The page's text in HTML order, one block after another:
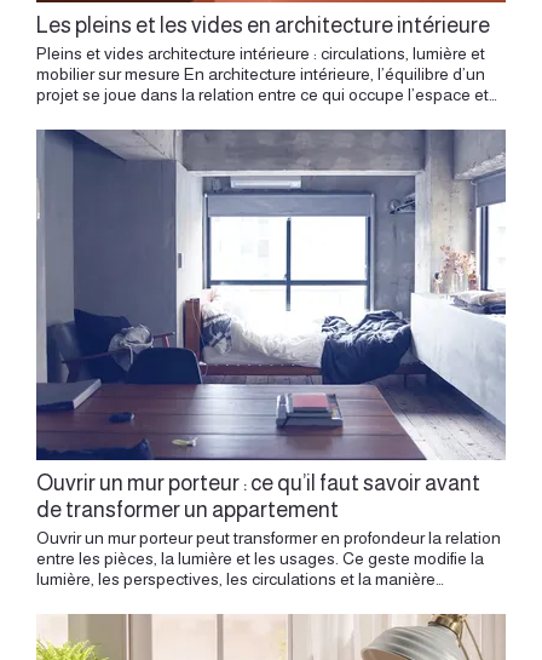
Les pleins et les vides en architecture intérieure
Pleins et vides architecture intérieure : circulations, lumière et mobilier sur mesure En architecture intérieure, l’équilibre d’un projet se joue dans la relation entre ce qui occupe l’espace et ce qui reste libre. Un mur, une cloison, un meuble sur mesure, une cuisine ou une bibliothèque structurent un lieu. Autour d’eux, les circulations, les perspectives, la lumière et les zones libres donnent de l’aisance au quotidien. Penser les pleins et les vides permet de concevoir un intérieur plus clair, plus fluide et plus agréable à vivre. Avant les matériaux, les couleurs ou le mobilier, cette réflexion donne une base solide au projet. Comprendre les pleins Les pleins correspondent aux éléments qui construisent l’espace. Il peut s’agir d’un mur, d’un volume de rangement, d’un îlot de cuisine, d’une tête de lit, d’une bibliothèque, d’un escalier, d’une banquette ou d’un meuble toute hauteur. Ces éléments ont un rôle pratique, mais aussi architectural. Ils organisent les usages, cadrent les vues, créent des limites et donnent une structure au lieu. Un rangement bien dessiné peut prolonger un mur. Une bibliothèque peut séparer deux espaces. Un meuble bas peut guider une circulation. Une cuisine peut devenir un point d’ancrage dans une pièce de vie. Le plein donne de la tenue à l’intérieur. Il aide à organiser les fonctions et à rendre le lieu plus lisible. Comprendre les vides Les vides correspondent aux espaces libres. Ils se trouvent dans les circulations, devant une fenêtre, autour d’une table, entre deux meubles, au centre d’une pièce ou dans une perspective dégagée. Le vide apporte de la respiration. Il permet de circuler avec aisance, de laisser entrer la lumière et de donner de la profondeur à une pièce. Dans un appartement, chaque vide compte. Un passage bien dimensionné, un recul devant une baie vitrée, une entrée dégagée ou un axe visuel préservé peuvent transformer la perception du volume. Dans un duplex, les circulations créent des vides utiles qui organisent la lecture du logement. Le vide donne aussi de la valeur aux éléments construits. Un meuble sur mesure se lit mieux lorsqu’il dispose d’un espace autour de lui. Une matière prend plus de présence lorsqu’elle respire dans la pièce. Trouver le bon équilibre Un intérieur réussi repose sur une juste proportion entre pleins et vides. Avec beaucoup de volumes construits, l’espace peut devenir chargé. Avec trop peu de structure, il peut perdre en clarté. Le travail consiste à placer les bons éléments, aux bons endroits, avec les bonnes dimensions. Chaque projet demande un réglage précis. Dans un petit appartement, les pleins doivent souvent regrouper plusieurs fonctions : rangement, assise, séparation, intégration technique. Le vide doit rester suffisamment présent pour préserver la fluidité. Dans un grand volume, les pleins permettent de donner une échelle, de créer des zones et d’éviter une impression de pièce trop ouverte. Ils apportent des repères et structurent les usages. Travailler les pleins et les vides permet de structurer une rénovation partielle sans saturer l’espace. L’équilibre dépend toujours du lieu, de sa surface, de sa lumière, de ses contraintes et de la manière de l’habiter. Dessiner les circulations avant les meubles Avant de dessiner un meuble ou de déplacer une cloison, il faut comprendre les déplacements. Comment entre-t-on dans le logement ? Où se dirige naturellement le regard ? Quel trajet relie la cuisine au séjour ? Comment circule-t-on autour d’une table, d’un canapé ou d’un lit ? Ces questions guident les premières décisions du projet. Une circulation bien pensée rend l’espace plus simple à vivre. Les gestes du quotidien deviennent plus fluides. Les meubles trouvent leur place avec plus d’évidence. Les zones de passage restent lisibles. Dans un appartement ancien, cette réflexion prend une importance particulière. Les pièces en enfilade, les couloirs étroits, les murs porteurs, les cheminées ou les différences de niveau demandent une lecture attentive. L’objectif consiste à créer une organisation claire tout en respectant le caractère du lieu. Utiliser le mobilier sur mesure comme outil architectural Le mobilier sur mesure permet de travailler les pleins avec précision. Il s’adapte aux dimensions du lieu, aux usages et aux contraintes existantes. Il peut intégrer des rangements, cacher des éléments techniques, créer une transition ou structurer une pièce. Un meuble sur mesure peut aussi libérer de l’espace. En regroupant plusieurs fonctions dans un volume cohérent, il limite l’accumulation de meubles dispersés. Dans une entrée, un ensemble toute hauteur peut accueillir manteaux, chaussures, assise et miroir. Dans un séjour, une bibliothèque peut intégrer rangements fermés, niches ouvertes et éclairage. Dans une chambre, une tête de lit peut combiner chevets, prises, éclairage et placards. Le sur mesure permet de donner une place précise à chaque usage. Il clarifie l’espace et renforce le confort quotidien. Travailler les hauteurs Les pleins et les vides se travaillent aussi en hauteur. Une grande hauteur sous plafond offre des possibilités particulières. Elle peut accueillir une mezzanine, une bibliothèque toute hauteur, des rangements hauts ou un volume suspendu. Dans un appartement canut, la hauteur fait partie de l’identité du lieu. Elle demande un dessin précis pour préserver la sensation de volume tout en intégrant les usages nécessaires. Dans un appartement haussmannien, les moulures, les corniches, les cheminées et les portes anciennes imposent un rapport plus fin aux proportions. Un meuble toute hauteur, une cloison ou une bibliothèque doivent dialoguer avec ces éléments. La mezzanine d’un canut montre comment le vide peut devenir une qualité d’usage et de lumière. La hauteur influence directement la perception de l’espace. Un volume bas peut préserver la lumière. Un volume haut peut structurer fortement une pièce. Un vide vertical peut donner de l’ampleur à un logement. Cadrer les vues Un projet d’architecture intérieure organise aussi le regard. Depuis l’entrée, depuis le séjour, depuis une cuisine ou depuis une chambre, certaines vues méritent d’être mises en valeur. Une perspective vers une fenêtre, une ouverture entre deux pièces, une matière en fond de pièce ou un meuble bien placé peuvent donner une direction claire à l’espace. Les pleins servent à cadrer, à guider ou à protéger. Les vides servent à ouvrir, à prolonger et à donner de la profondeur. Dans un appartement, un simple alignement peut modifier la sensation générale. Une porte déplacée, une cloison ajourée, un meuble bas ou une ouverture bien placée peuvent créer une lecture plus fluide du lieu. Les pleins, les vides, les seuils et les respirations se dessinent dès les premières phases de conception. Cette composition se décide dès les premières phases de conception. Elle influence ensuite le choix des matériaux, des couleurs et de la lumière. Faire circuler la lumière La lumière révèle les pleins et les vides. Un volume construit crée des ombres, des reliefs et des contrastes. Un espace libre permet à la lumière naturelle d’avancer plus loin dans le logement. L’implantation des cloisons, des meubles et des rangements doit donc tenir compte des fenêtres, des orientations et des vues. Dans une pièce sombre, il peut être utile de privilégier des volumes bas, des séparations légères ou des matières claires. Dans une pièce très lumineuse, un meuble plus présent peut apporter de la profondeur et structurer l’ambiance. L’éclairage artificiel complète ce travail. Un éclairage intégré dans une niche, sous une étagère ou le long d’un meuble peut souligner un volume. Une lumière indirecte peut rendre une circulation plus douce. Une applique peut donner du relief à un mur. La lumière aide à lire l’espace. Elle accompagne les usages et renforce l’équilibre du projet. Adapter la densité aux usages Chaque intérieur possède sa propre densité. Un appartement familial demande souvent de nombreux rangements, des zones distinctes et une organisation précise. Un pied-à-terre peut rechercher une plus grande simplicité. Un logement destiné à la location demande des solutions solides, lisibles et faciles à utiliser. Un bureau, une boutique ou un restaurant demande une autre relation entre circulation, accueil, stockage et expérience. Le rôle de l’architecte d’intérieur consiste à comprendre ces usages avant de dessiner. Combien de rangements sont nécessaires ? Quels objets doivent rester accessibles ? Où créer une zone calme ? Où ouvrir davantage l’espace ? Où placer les fonctions techniques ? Ces réponses construisent la densité du projet. Elles permettent de créer un intérieur adapté, cohérent et agréable à vivre. Laisser de l’espace au quotidien L’espace libre a une vraie valeur. Une entrée dégagée simplifie les arrivées. Un séjour bien proportionné facilite les déplacements. Une cuisine avec un recul suffisant rend les gestes plus confortables. Une chambre avec des circulations claires devient plus apaisante. Le vide permet aux habitants de s’approprier le lieu. Il accueille les mouvements, les usages, les objets du quotidien et les moments de vie. Un intérieur sur mesure ne consiste pas à remplir chaque surface disponible. Il consiste à donner à chaque élément une place juste. Cette approche permet de créer des lieux plus durables, plus faciles à vivre et plus cohérents dans le temps. Une méthode de conception Penser les pleins et les vides fait partie des premières étapes d’un projet. Avant le chantier, il faut observer le lieu, comprendre ses proportions, repérer ses contraintes, analyser ses usages et identifier ses qualités. Les plans d’aménagement permettent ensuite de tester plusieurs équilibres. Une cloison déplacée, un rangement intégré, une ouverture créée ou un meuble redessiné peuvent modifier profondément la perception d’un intérieur. Cette phase de conception donne de la cohérence au projet. Elle permet de prendre les bonnes décisions avant les choix décor
Ouvrir un mur porteur : ce qu’il faut savoir avant
de transformer un appartement
Ouvrir un mur porteur peut transformer en profondeur la relation entre les pièces, la lumière et les usages. Ce geste modifie la lumière, les perspectives, les circulations et la manière d’habiter. Il peut relier une cuisine au séjour, agrandir une pièce de vie, créer une respiration entre deux espaces ou révéler une vue jusque-là interrompue. Mais un mur porteur appartient à la structure du bâtiment. Il porte une partie des charges, accompagne les planchers, participe à la stabilité de l’immeuble et s’inscrit dans une logique constructive plus large que l’appartement lui-même. Avant d’imaginer une ouverture, il faut donc comprendre le lieu. L’architecture intérieure permet de donner du sens à cette transformation : ouvrir pour améliorer l’usage, pour faire circuler la lumière, pour créer une perspective, pour révéler le volume, pour apporter une vraie qualité de vie. Le geste technique devient alors un geste architectural. Comprendre le rôle d’un mur porteur Un mur porteur soutient une partie du bâtiment. Il peut recevoir les charges des planchers, des murs supérieurs, de la toiture ou d’autres éléments structurels. Sa position, son épaisseur, sa matière et sa continuité dans l’immeuble donnent des indications sur son rôle. Dans un appartement ancien à Lyon, les murs porteurs peuvent être en pierre, en pisé, en mâchefer, en briques pleines, en béton ou en matériaux mixtes selon l’époque de construction. Dans un canut, un appartement haussmannien, un immeuble de rapport ou un logement du XXe siècle, la structure répond à des logiques différentes. Une simple observation donne des indices, mais seule une étude adaptée permet de confirmer la faisabilité d’une ouverture. L’enjeu consiste à comprendre ce que le mur supporte, comment les charges circulent et quelle solution peut remplacer la partie déposée. Ouvrir pour créer une nouvelle relation entre les pièces L’ouverture d’un mur porteur doit répondre à une intention claire. Il peut s’agir d’ouvrir une cuisine sur une pièce de vie, de créer un grand séjour, d’apporter plus de lumière à une pièce intérieure, de fluidifier une circulation ou de créer un lien visuel entre deux espaces. Le projet doit toujours partir de l’usage. Une grande ouverture peut donner de l’ampleur. Une ouverture cadrée peut créer une perspective plus élégante. Une baie partielle peut préserver une intimité tout en laissant passer la lumière. Une arche contemporaine peut adoucir la transition entre deux pièces. Chaque choix modifie la perception du logement. La dimension de l’ouverture, sa position, sa hauteur, son alignement et son rapport au mobilier doivent être pensés avec précision. Un mur ouvert devient un seuil. Il organise le passage entre deux ambiances. Le diagnostic structurel comme première étape Avant toute décision, le diagnostic structurel donne un cadre au projet. Il permet d’identifier la nature du mur, son rôle dans le bâtiment, les charges qu’il reçoit et les conditions de transformation possibles. Cette étape fait intervenir les compétences adaptées, notamment un bureau d’études structure selon la nature du projet et du bâtiment. Le diagnostic peut s’appuyer sur des plans existants, des sondages, une lecture de l’immeuble, une analyse des étages, des matériaux et des portées. Il permet ensuite de définir un principe de reprise de charge. Cette reprise peut prendre la forme d’une poutre métallique, d’un linteau, de poteaux, d’un portique ou d’une solution spécifique selon la configuration du lieu. Le projet architectural s’appuie sur cette réalité technique. La structure devient la base du dessin. Les autorisations en copropriété Dans un appartement en copropriété, un mur porteur concerne souvent l’immeuble dans son ensemble. L’ouverture touche à la structure commune. Elle demande généralement une autorisation de la copropriété, votée en assemblée générale, avec un dossier précis. Ce dossier peut comprendre les plans du projet, une note structurelle, les principes de reprise de charge, les assurances des intervenants, le descriptif des travaux et la méthodologie prévue. Le syndic et le conseil syndical doivent pouvoir comprendre l’intervention. Cette phase demande une anticipation dans le calendrier, car les assemblées générales suivent leurs propres délais. À Lyon, de nombreux appartements anciens se situent dans des immeubles avec des règles précises, des parties communes sensibles, des accès contraints et parfois un contexte patrimonial. Préparer le sujet en amont donne au projet une base plus sereine. La faisabilité technique et architecturale La faisabilité ne concerne pas seulement la structure. Elle concerne aussi le projet dans son ensemble : emplacement de l’ouverture, relation avec les réseaux, impact sur les sols, plafonds, corniches, radiateurs, moulures, conduits, menuiseries, éclairages et agencements. Un mur porteur peut accueillir des éléments techniques qu’il faudra intégrer dans la réflexion. Une prise, un radiateur, un réseau électrique, une gaine, une canalisation ou un conduit peuvent influencer le dessin de l’ouverture. L’architecture intérieure permet de relier ces éléments. L’objectif est de créer une transformation cohérente, où la technique trouve sa place dans la composition générale. Une ouverture réussie semble naturelle. Elle s’inscrit dans les proportions du lieu, dans sa lumière et dans sa manière d’être habité. La forme de l’ouverture Toutes les ouvertures ne produisent pas le même effet. Une grande baie crée une continuité forte entre deux pièces. Une ouverture plus étroite cadre une vue. Une ouverture haute accentue la verticalité. Une ouverture partielle permet de conserver un appui, un meuble, une banquette ou une séparation douce. Dans un appartement ancien, l’ouverture doit dialoguer avec les proportions existantes. Les hauteurs de portes, les lignes de moulures, les axes de fenêtres, les parquets, les cheminées et les circulations peuvent guider le dessin. Dans un logement plus contemporain, l’ouverture peut prendre une forme plus graphique, plus nette, avec un traitement précis des tableaux, des retours, des matériaux et de la lumière. La forme de l’ouverture devient un choix architectural. Elle donne au projet son rythme. La poutre comme élément visible ou intégré Lorsqu’un mur porteur est ouvert, une poutre ou un dispositif de reprise de charge peut devenir visible. Deux approches sont possibles selon le projet. La première consiste à intégrer la poutre avec discrétion, en l’alignant au plafond, en travaillant les retombées, les habillages et les finitions pour créer une continuité visuelle. La seconde consiste à assumer sa présence. Une poutre métallique apparente peut donner une lecture contemporaine au lieu. Une retombée peut devenir un seuil. Un portique peut rythmer l’espace. Une structure visible peut créer un dialogue avec un appartement canut, un loft ou un intérieur plus graphique. Le choix dépend du lieu. Dans un appartement haussmannien, l’intégration peut préserver l’élégance des volumes. Dans un espace plus brut, la structure visible peut renforcer l’identité du projet. Les sols, plafonds et finitions autour de l’ouverture Ouvrir un mur porteur modifie aussi les surfaces autour de lui. Le sol peut révéler une différence de revêtement entre deux anciennes pièces. Le plafond peut demander une reprise. Les murs latéraux peuvent nécessiter un traitement précis. Les plinthes, corniches, moulures et seuils doivent être raccordés avec soin. Ces détails comptent beaucoup. Ils transforment une intervention technique en projet abouti. Un seuil peut être traité par une lame de parquet, une pierre, une ligne métallique, un changement subtil de matière ou une continuité de sol. Une retombée peut recevoir un éclairage indirect. Un tableau d’ouverture peut être peint dans une teinte différente pour souligner la transition. La qualité finale se joue souvent dans ces raccords. Le détail donne à l’ouverture sa justesse. La lumière comme raison d’ouvrir L’une des grandes raisons d’ouvrir un mur porteur est la lumière. Une ouverture peut faire entrer la clarté plus loin dans l’appartement, créer une relation entre deux orientations, donner de la profondeur à une pièce ou rendre une cuisine plus agréable. Dans les appartements lyonnais, la lumière peut être très différente selon les quartiers, les étages et les configurations. Un appartement sur cour, un logement traversant, un canut profond, un rez-de-chaussée ou un appartement ancien en enfilade demandent chacun une approche spécifique. L’ouverture doit accompagner cette lumière. Elle doit la cadrer, la diffuser, la prolonger. Une baie trop grande peut parfois réduire l’intimité. Une ouverture bien placée peut créer un équilibre plus subtil entre clarté, usage et ambiance. Ouvrir sans perdre l’intimité des espaces Créer une ouverture ne signifie pas forcément tout réunir dans un seul grand volume. Un appartement gagne parfois en qualité grâce à des transitions. Une cuisine peut rester lisible tout en dialoguant avec le séjour. Une entrée peut s’ouvrir sur une perspective tout en conservant son rôle. Un salon peut gagner en profondeur sans perdre son caractère. Une salle à manger peut devenir un espace de liaison. L’architecture intérieure travaille ces degrés d’ouverture. Elle cherche la bonne distance entre les fonctions, le bon cadrage, la bonne transparence, le bon seuil. Un mur porteur ouvert peut ainsi créer un équilibre entre lien et intimité. La transformation apporte alors de la fluidité, tout en conservant des ambiances distinctes. Le chantier : une étape très encadrée L’ouverture d’un mur porteur demande une exécution précise. Le chantier doit respecter la méthodologie définie, les phases d’étaiement, les reprises de charge, les temps nécessaires, les protections et les conditions de sécurité. Dans un appartement en copropriété, l’organisation concerne aussi les parties communes : accès, horaires, évacuation des gravats, protection de l’escalier, information des voisins et c